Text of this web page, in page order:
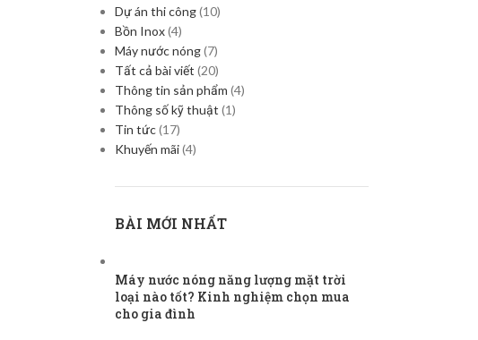
Dự án thi công(10)
Bồn Inox(4)
Máy nước nóng(7)
Tất cả bài viết (20)
Thông tin sản phẩm (4)
Thông số kỹ thuật (1)
Tin tức(17)
Khuyến mãi(4)
BÀI MỚI NHẤT
Máy nước nóng năng lượng mặt trời
loại nào tốt? Kinh nghiệm chọn mua
cho gia đình